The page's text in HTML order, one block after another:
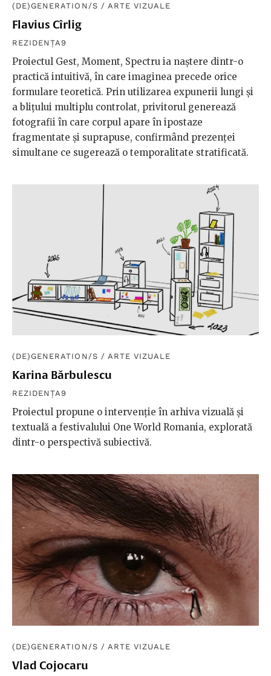
(DE)GENERATION/S / ARTE VIZUALE
Flavius Cîrlig
REZIDENȚA9
Proiectul Gest, Moment, Spectru ia naștere dintr-o
practică intuitivă, în care imaginea precede orice
formulare teoretică. Prin utilizarea expunerii lungi și
a blițului multiplu controlat, privitorul generează
fotografii în care corpul apare în ipostaze
fragmentate și suprapuse, confirmând prezenței
simultane ce sugerează o temporalitate stratificată.
(DE)GENERATION/S / ARTE VIZUALE
Karina Bărbulescu
REZIDENȚA9
Proiectul propune o intervenție în arhiva vizuală și
textuală a festivalului One World Romania, explorată
dintr-o perspectivă subiectivă.
(DE)GENERATION/S / ARTE VIZUALE
Vlad Cojocaru